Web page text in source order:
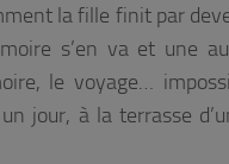
la fille finit par
s’en va et une
le voyage…
jour, à la terrasse